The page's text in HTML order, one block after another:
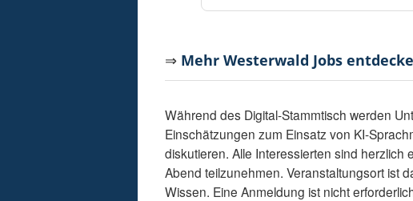
⇒ Mehr Westerwald Jobs
Während des Digital-Stammtisch werden
Einschätzungen zum Einsatz von KI-
diskutieren. Alle Interessierten sind
Abend teilzunehmen. Veranstaltungsort ist
Wissen. Eine Anmeldung ist nicht